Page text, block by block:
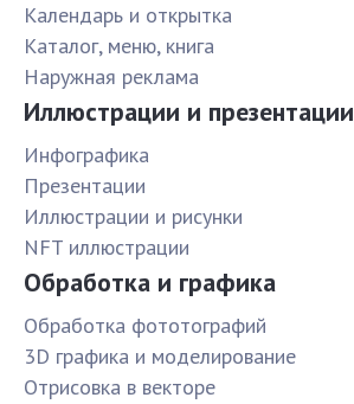
Календарь и открытка
Каталог, меню, книга
Наружная реклама
Иллюстрации и презентации
Инфографика
Презентации
Иллюстрации и рисунки
NFT иллюстрации
Обработка и графика
Обработка фототографий
3D графика и моделирование
Отрисовка в векторе